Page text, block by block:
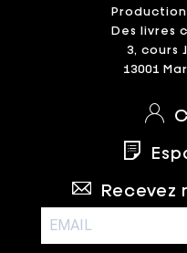
Des livres
3, cours
13001
Recevez